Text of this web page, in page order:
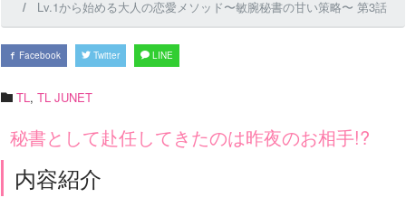
Lv.1から始める大人の恋愛メソッド〜敏腕秘書の甘い策略〜 第3話
Facebook Twitter LINE
TL , TL JUNET
秘書として赴任してきたのは昨夜のお相手!?
内容紹介